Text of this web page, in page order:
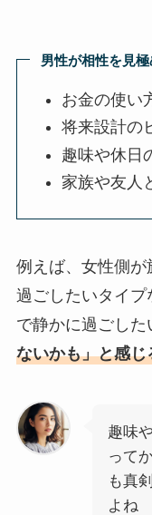
男性が相性を見
お金の使い
将来設計の
趣味や休日
家族や友人
例えば、女性側
過ごしたいタイ
で静かに過ごした
ないかも」と感じ
趣味
って
も真
よね